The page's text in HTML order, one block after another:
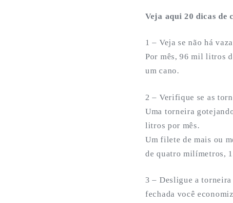
Veja aqui 20 dicas de
1 – Veja se não há
Por mês, 96 mil litros
um cano.
2 – Verifique se as
Uma torneira
litros por mês.
Um filete de mais ou
de quatro milímetros,
3 – Desligue a torneira
fechada você